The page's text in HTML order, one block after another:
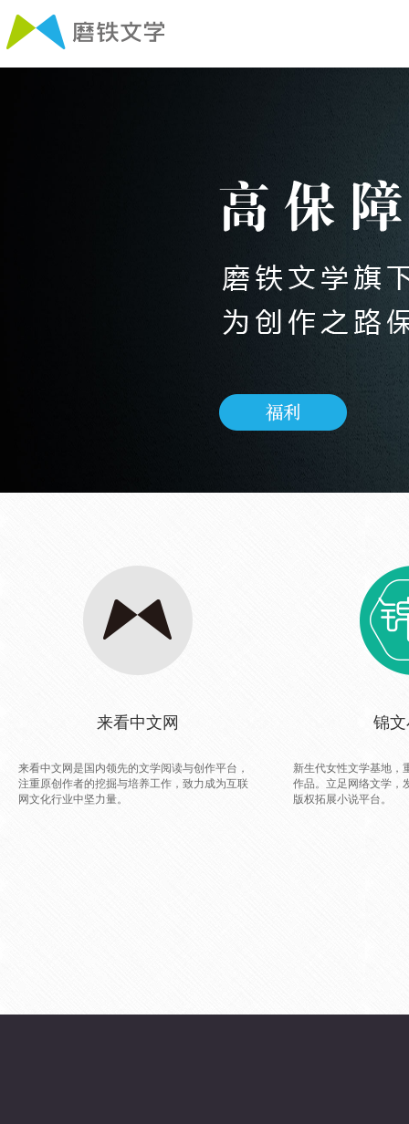
来看中文网
来看中文网是国内领先的文学阅读与创作平台，
注重原创作者的挖掘与培养工作，致力成为互联
网文化行业中坚力量。
锦
新生代女性文学基地，
作品。立足网络文学，
版权拓展小说平台。